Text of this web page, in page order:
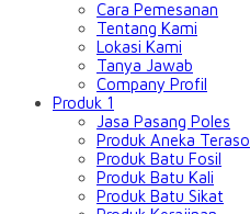
Cara Pemesanan
Tentang Kami
Lokasi Kami
Tanya Jawab
Company Profil
Produk 1
Jasa Pasang Poles
Produk Aneka Teraso
Produk Batu Fosil
Produk Batu Kali
Produk Batu Sikat